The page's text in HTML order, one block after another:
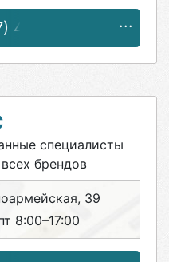
4-33-17
специалисты
брендов
39
8:00–17:00